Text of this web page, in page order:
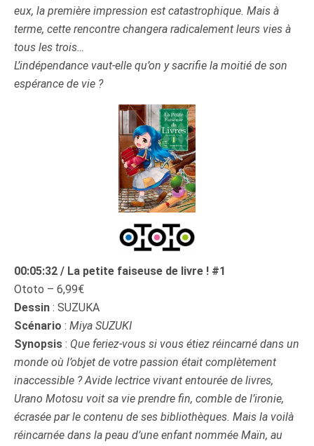
eux, la première impression est catastrophique. Mais à
terme, cette rencontre changera radicalement leurs vies à
tous les trois…
L’indépendance vaut-elle qu’on y sacrifie la moitié de son
espérance de vie ?
00:05:32 / La petite faiseuse de livre ! #1
Ototo – 6,99€
Dessin : SUZUKA
Scénario : Miya SUZUKI
Synopsis : Que feriez-vous si vous étiez réincarné dans un
monde où l’objet de votre passion était complètement
inaccessible ? Avide lectrice vivant entourée de livres,
Urano Motosu voit sa vie prendre fin, comble de l’ironie,
écrasée par le contenu de ses bibliothèques. Mais la voilà
réincarnée dans la peau d’une enfant nommée Maïn, au